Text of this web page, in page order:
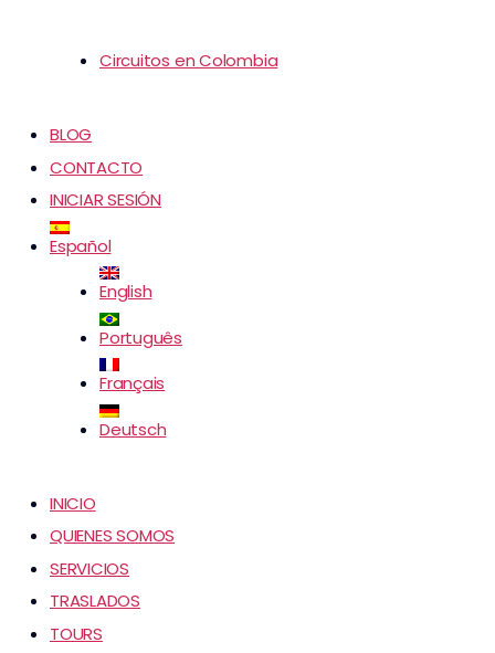
Circuitos en Colombia
BLOG
CONTACTO
INICIAR SESIÓN
Español
English
Português
Français
Deutsch
INICIO
QUIENES SOMOS
SERVICIOS
TRASLADOS
TOURS